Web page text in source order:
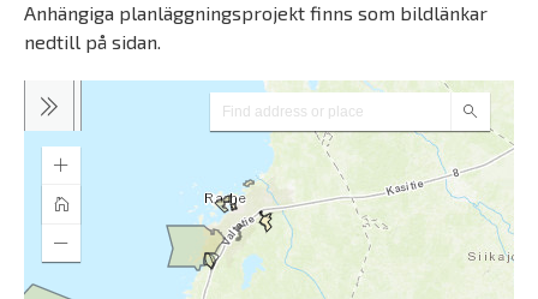
Anhängiga planläggningsprojekt finns som bildlänkar
nedtill på sidan.